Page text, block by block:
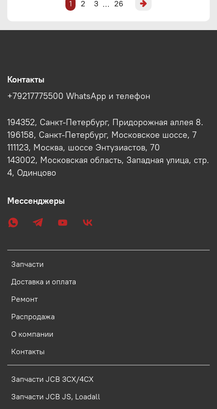
1 2 3 … 26
Запчасти
Доставка и оплата
Ремонт
Распродажа
О компании
Контакты
Запчасти JCB 3CX/4CX
Запчасти JCB JS, Loadall
Контакты
+79217775500 WhatsApp и телефон
194352, Санкт-Петербург, Придорожная аллея 8.
196158, Санкт-Петербург, Московское шоссе, 7
111123, Москва, шоссе Энтузиастов, 70
143002, Московская область, Западная улица, стр.
4, Одинцово
Мессенджеры